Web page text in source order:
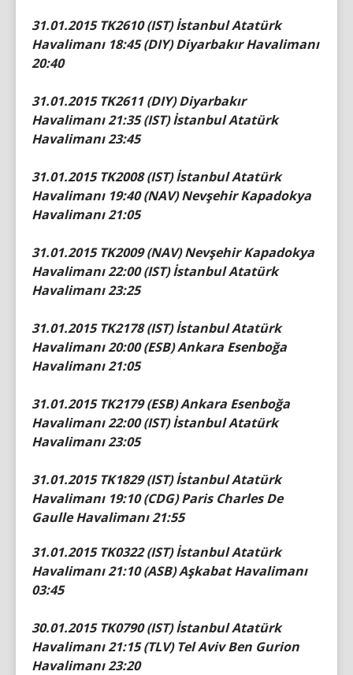
31.01.2015 TK2610 (IST) İstanbul Atatürk
Havalimanı 18:45 (DIY) Diyarbakır Havalimanı
20:40
31.01.2015 TK2611 (DIY) Diyarbakır
Havalimanı 21:35 (IST) İstanbul Atatürk
Havalimanı 23:45
31.01.2015 TK2008 (IST) İstanbul Atatürk
Havalimanı 19:40 (NAV) Nevşehir Kapadokya
Havalimanı 21:05
31.01.2015 TK2009 (NAV) Nevşehir Kapadokya
Havalimanı 22:00 (IST) İstanbul Atatürk
Havalimanı 23:25
31.01.2015 TK2178 (IST) İstanbul Atatürk
Havalimanı 20:00 (ESB) Ankara Esenboğa
Havalimanı 21:05
31.01.2015 TK2179 (ESB) Ankara Esenboğa
Havalimanı 22:00 (IST) İstanbul Atatürk
Havalimanı 23:05
31.01.2015 TK1829 (IST) İstanbul Atatürk
Havalimanı 19:10 (CDG) Paris Charles De
Gaulle Havalimanı 21:55
31.01.2015 TK0322 (IST) İstanbul Atatürk
Havalimanı 21:10 (ASB) Aşkabat Havalimanı
03:45
30.01.2015 TK0790 (IST) İstanbul Atatürk
Havalimanı 21:15 (TLV) Tel Aviv Ben Gurion
Havalimanı 23:20